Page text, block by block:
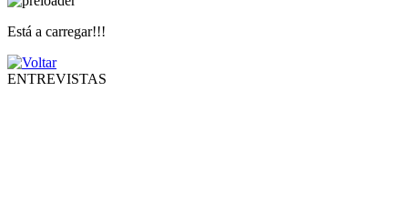
Está a carregar!!!
ENTREVISTAS